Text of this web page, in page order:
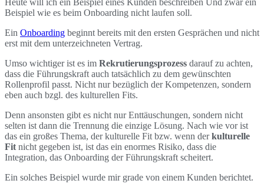
Heute will ich ein Beispiel eines Kunden beschreiben Und zwar ein
Beispiel wie es beim Onboarding nicht laufen soll.
Ein Onboarding beginnt bereits mit den ersten Gesprächen und nicht
erst mit dem unterzeichneten Vertrag.
Umso wichtiger ist es im Rekrutierungsprozess darauf zu achten,
dass die Führungskraft auch tatsächlich zu dem gewünschten
Rollenprofil passt. Nicht nur bezüglich der Kompetenzen, sondern
eben auch bzgl. des kulturellen Fits.
Denn ansonsten gibt es nicht nur Enttäuschungen, sondern nicht
selten ist dann die Trennung die einzige Lösung. Nach wie vor ist
das ein großes Thema, der kulturelle Fit bzw. wenn derkulturelle
Fit nicht gegeben ist, ist das ein enormes Risiko, dass die
Integration, das Onboarding der Führungskraft scheitert.
Ein solches Beispiel wurde mir grade von einem Kunden berichtet.